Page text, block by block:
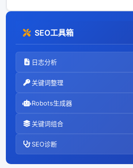
SEO工具箱
日志分析
关键词整理
Robots生成器
关键词组合
SEO诊断